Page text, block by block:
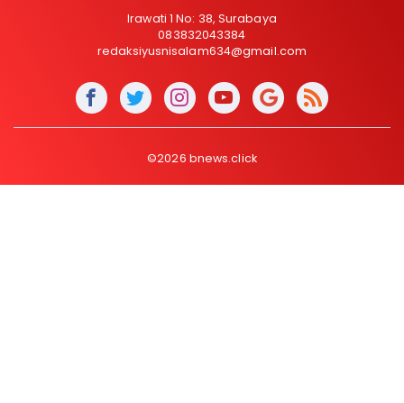
Irawati 1 No: 38, Surabaya
083832043384
redaksiyusnisalam634@gmail.com
©2026 bnews.click